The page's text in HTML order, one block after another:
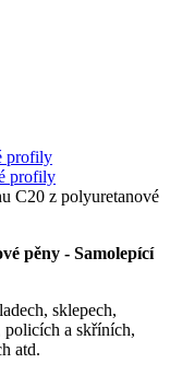
profily
profily
C20 z polyuretanové
pěny - Samolepící
sklepech,
policích a skříních,
atd.